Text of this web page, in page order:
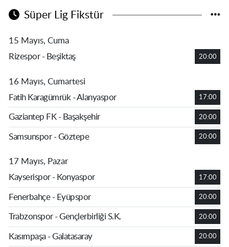
Süper Lig Fikstür
15 Mayıs, Cuma
Rizespor - Beşiktaş
20:00
16 Mayıs, Cumartesi
Fatih Karagümrük - Alanyaspor
17:00
Gaziantep FK - Başakşehir 20:00
Samsunspor - Göztepe 20:00
17 Mayıs, Pazar
Kayserispor - Konyaspor
17:00
Fenerbahçe - Eyüpspor 20:00
Trabzonspor - Gençlerbirliği S.K. 20:00
Kasımpaşa - Galatasaray 20:00